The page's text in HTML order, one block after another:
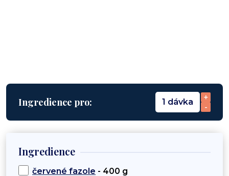
Ingredience pro: 1 dávka
+
-
Ingredience
červené fazole - 400 g